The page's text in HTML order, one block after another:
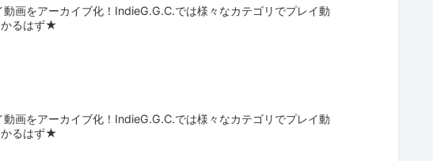
画をアーカイブ化！IndieG.G.C.では様々なカテゴリでプレイ動
かるはず★
画をアーカイブ化！IndieG.G.C.では様々なカテゴリでプレイ動
かるはず★